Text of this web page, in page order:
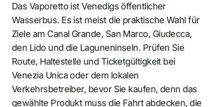
Das Vaporetto ist Venedigs öffentlicher
Wasserbus. Es ist meist die praktische Wahl für
Ziele am Canal Grande, San Marco, Giudecca,
den Lido und die Laguneninseln. Prüfen Sie
Route, Haltestelle und Ticketgültigkeit bei
Venezia Unica oder dem lokalen
Verkehrsbetreiber, bevor Sie kaufen, denn das
gewählte Produkt muss die Fahrt abdecken, die